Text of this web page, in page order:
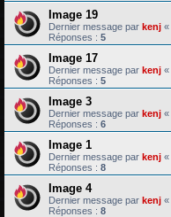
Image 19
Dernier message par kenj «
Réponses : 5
Image 17
Dernier message par kenj «
Réponses : 5
Image 3
Dernier message par kenj «
Réponses : 6
Image 1
Dernier message par kenj «
Réponses : 8
Image 4
Dernier message par kenj «
Réponses : 8